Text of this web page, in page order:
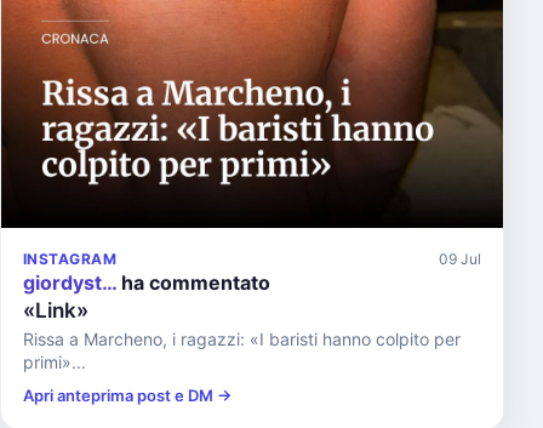
INSTAGRAM 09 Jul
giordyst… ha commentato
«Link»
Rissa a Marcheno, i ragazzi: «I baristi hanno colpito per
primi»...
Apri anteprima post e DM →